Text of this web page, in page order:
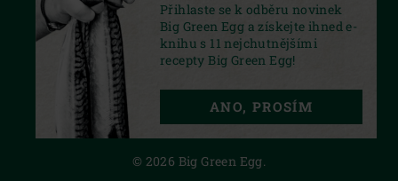
YOUTUBE
PRIVACY STATEMENT
© 2026 Big Green Egg.
Přihlaste se k odběru novinek
Big Green Egg a získejte ihned e-
knihu s 11 nejchutnějšími
recepty Big Green Egg!
ANO, PROSÍM